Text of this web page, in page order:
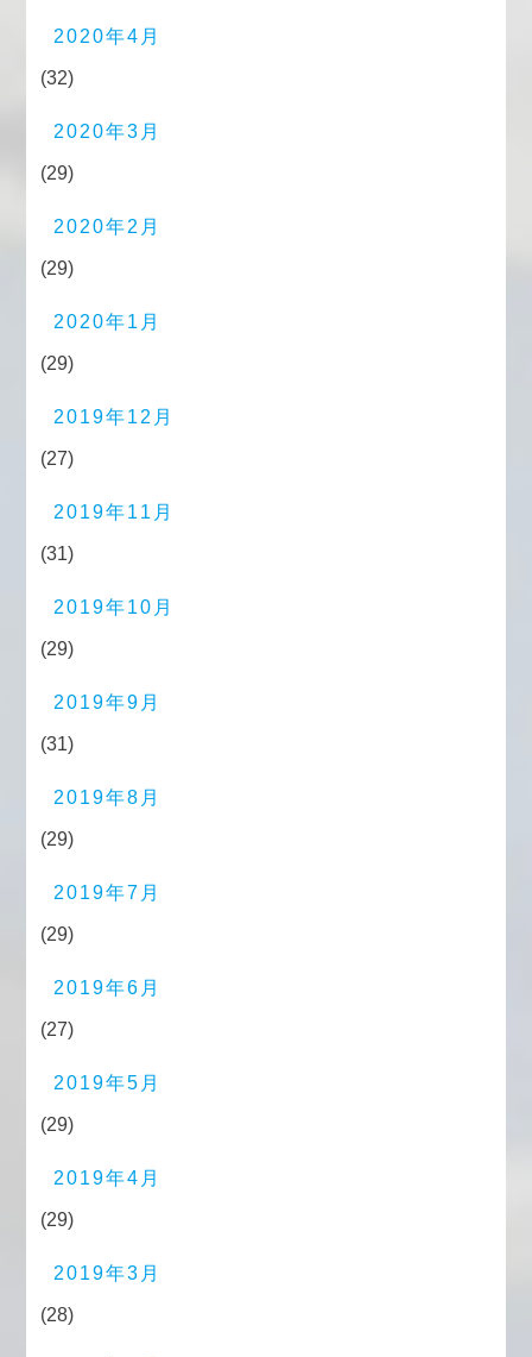
2020年4月
(32)
2020年3月
(29)
2020年2月
(29)
2020年1月
(29)
2019年12月
(27)
2019年11月
(31)
2019年10月
(29)
2019年9月
(31)
2019年8月
(29)
2019年7月
(29)
2019年6月
(27)
2019年5月
(29)
2019年4月
(29)
2019年3月
(28)